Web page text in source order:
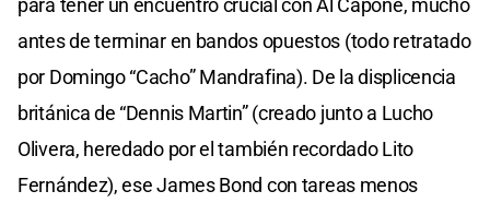
antes de terminar en bandos opuestos (todo retratado
por Domingo “Cacho” Mandrafina). De la displicencia
británica de “Dennis Martin” (creado junto a Lucho
Olivera, heredado por el también recordado Lito
Fernández), ese James Bond con tareas menos